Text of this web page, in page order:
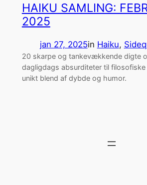
HAIKU SAMLING:
2025
jan 27, 2025in Haiku,
20 skarpe og tankevækkende digte
dagligdags absurditeter til filosofiske
unikt blend af dybde og humor.